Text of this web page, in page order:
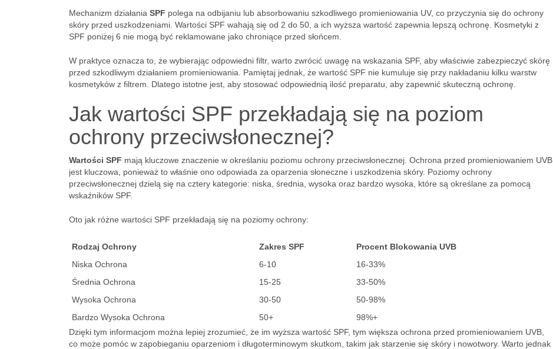
Mechanizm działania SPF polega na odbijaniu lub absorbowaniu szkodliwego promieniowania UV, co przyczynia się do ochrony
skóry przed uszkodzeniami. Wartości SPF wahają się od 2 do 50, a ich wyższa wartość zapewnia lepszą ochronę. Kosmetyki z
SPF poniżej 6 nie mogą być reklamowane jako chroniące przed słońcem.
W praktyce oznacza to, że wybierając odpowiedni filtr, warto zwrócić uwagę na wskazania SPF, aby właściwie zabezpieczyć skórę
przed szkodliwym działaniem promieniowania. Pamiętaj jednak, że wartość SPF nie kumuluje się przy nakładaniu kilku warstw
kosmetyków z filtrem. Dlatego istotne jest, aby stosować odpowiednią ilość preparatu, aby zapewnić skuteczną ochronę.
Jak wartości SPF przekładają się na poziom
ochrony przeciwsłonecznej?
Wartości SPF mają kluczowe znaczenie w określaniu poziomu ochrony przeciwsłonecznej. Ochrona przed promieniowaniem UVB
jest kluczowa, ponieważ to właśnie ono odpowiada za oparzenia słoneczne i uszkodzenia skóry. Poziomy ochrony
przeciwsłonecznej dzielą się na cztery kategorie: niska, średnia, wysoka oraz bardzo wysoka, które są określane za pomocą
wskaźników SPF.
Oto jak różne wartości SPF przekładają się na poziomy ochrony:
Rodzaj Ochrony Zakres SPF
Procent Blokowania UVB
Niska Ochrona
6-10
16-33%
Średnia Ochrona
15-25
33-50%
Wysoka Ochrona
30-50
50-98%
Bardzo Wysoka Ochrona
50+
98%+
Dzięki tym informacjom można lepiej zrozumieć, że im wyższa wartość SPF, tym większa ochrona przed promieniowaniem UVB,
co może pomóc w zapobieganiu oparzeniom i długoterminowym skutkom, takim jak starzenie się skóry i nowotwory. Warto jednak